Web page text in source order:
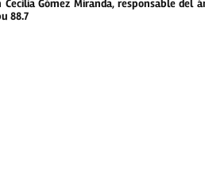
Gómez Miranda, responsable del
88.7